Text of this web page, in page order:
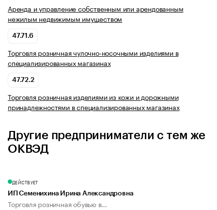
Аренда и управление собственным или арендованным
нежилым недвижимым имуществом
47.71.6
Торговля розничная чулочно-носочными изделиями в
специализированных магазинах
47.72.2
Торговля розничная изделиями из кожи и дорожными
принадлежностями в специализированных магазинах
Другие предприниматели с тем же
ОКВЭД
ДЕЙСТВУЕТ
ИП Семенихина Ирина Александровна
Торговля розничная обувью в...